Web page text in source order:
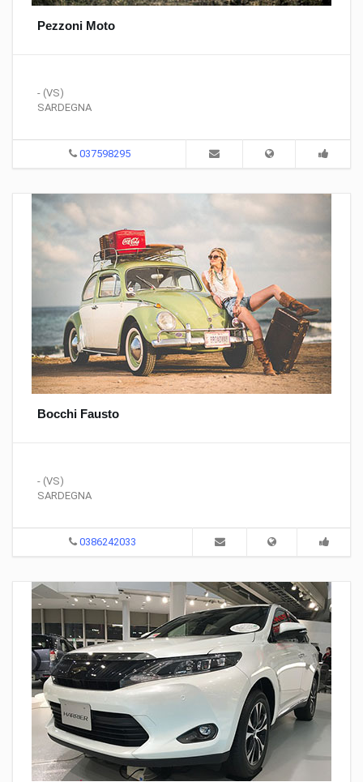
Pezzoni Moto
- (VS)
SARDEGNA
037598295
Bocchi Fausto
- (VS)
SARDEGNA
0386242033